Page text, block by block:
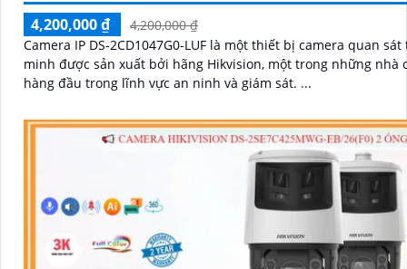
4,200,000 ₫
4,200,000 ₫
Camera IP DS-2CD1047G0-LUF là một thiết bị camera quan
minh được sản xuất bởi hãng Hikvision, một trong những nhà
hàng đầu trong lĩnh vực an ninh và giám sát. ...